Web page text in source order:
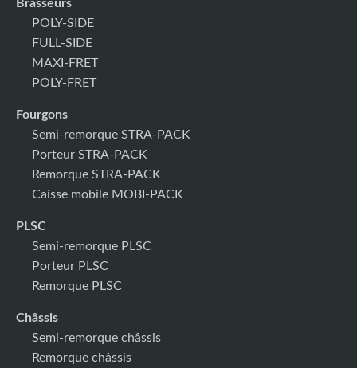
Brasseurs
POLY-SIDE
FULL-SIDE
MAXI-FRET
POLY-FRET
Fourgons
Semi-remorque STRA-PACK
Porteur STRA-PACK
Remorque STRA-PACK
Caisse mobile MOBI-PACK
PLSC
Semi-remorque PLSC
Porteur PLSC
Remorque PLSC
Châssis
Semi-remorque châssis
Remorque châssis